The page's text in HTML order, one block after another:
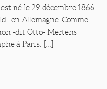
né le 29 décembre 1866
en Allemagne. Comme
-dit Otto- Mertens
à Paris. [...]